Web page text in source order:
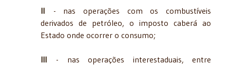
II - nas operações com os combustíveis
derivados de petróleo, o imposto caberá ao
Estado onde ocorrer o consumo;
III - nas operações interestaduais, entre